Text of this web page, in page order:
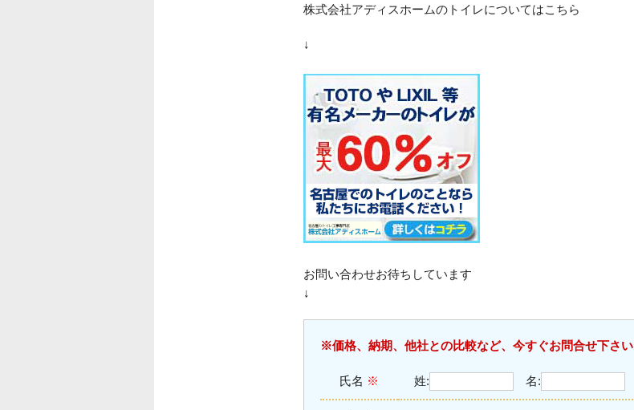
株式会社アディスホームのトイレについてはこちら
↓
お問い合わせお待ちしています
↓
※価格、納期、他社との比較など、今すぐお問合せ下さい
氏名 ※ 姓: 名: